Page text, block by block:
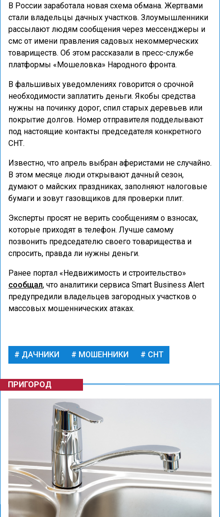
В России заработала новая схема обмана. Жертвами
стали владельцы дачных участков. Злоумышленники
рассылают людям сообщения через мессенджеры и
смс от имени правления садовых некоммерческих
товариществ. Об этом рассказали в пресс-службе
платформы «Мошеловка» Народного фронта.
В фальшивых уведомлениях говорится о срочной
необходимости заплатить деньги. Якобы средства
нужны на починку дорог, спил старых деревьев или
покрытие долгов. Номер отправителя подделывают
под настоящие контакты председателя конкретного
СНТ.
Известно, что апрель выбран аферистами не случайно.
В этом месяце люди открывают дачный сезон,
думают о майских праздниках, заполняют налоговые
бумаги и зовут газовщиков для проверки плит.
Эксперты просят не верить сообщениям о взносах,
которые приходят в телефон. Лучше самому
позвонить председателю своего товарищества и
спросить, правда ли нужны деньги.
Ранее портал «Недвижимость и строительство»
сообщал, что аналитики сервиса Smart Business Alert
предупредили владельцев загородных участков о
массовых мошеннических атаках.
ДАЧНИКИ МОШЕННИКИ СНТ
ПРИГОРОД